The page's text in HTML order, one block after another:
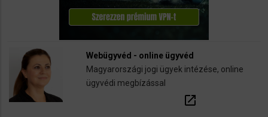
Webügyvéd - online ügyvéd
Magyarországi jogi ügyek intézése, online
ügyvédi megbízással
open_in_new